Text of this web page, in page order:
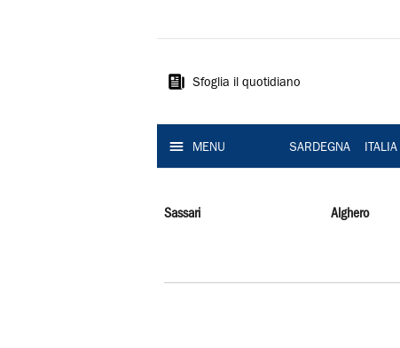
Sardegna
Sfoglia il quotidiano
MENU SARDEGNA
Sassari Alghero